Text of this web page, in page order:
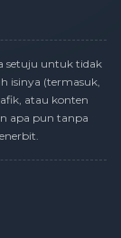
setuju untuk tidak
isinya (termasuk,
atau konten
apa pun tanpa